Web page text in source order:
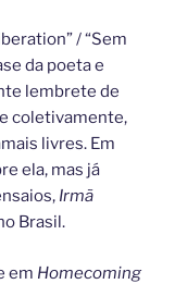
/ “Sem
da poeta e
lembrete de
coletivamente,
livres. Em
ela, mas já
Irmã
Brasil.
em Homecoming